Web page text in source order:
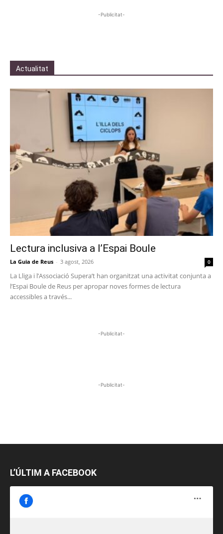
-Publicitat-
Actualitat
Lectura inclusiva a l’Espai Boule
La Guia de Reus - 3 agost, 2026 0
La Lliga i l’Associació Supera’t han organitzat una activitat conjunta a
l’Espai Boule de Reus per apropar noves formes de lectura
accessibles a través...
-Publicitat-
-Publicitat-
L’ÚLTIM A FACEBOOK